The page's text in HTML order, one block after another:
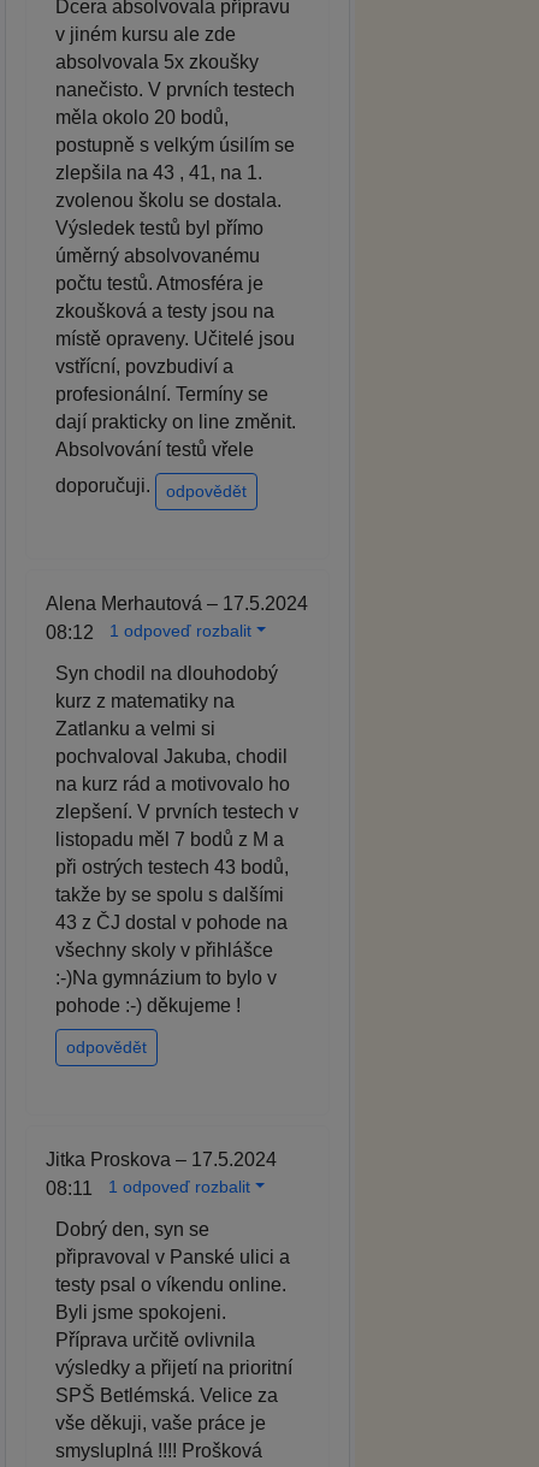
Dcera absolvovala přípravu
v jiném kursu ale zde
absolvovala 5x zkoušky
nanečisto. V prvních testech
měla okolo 20 bodů,
postupně s velkým úsilím se
zlepšila na 43 , 41, na 1.
zvolenou školu se dostala.
Výsledek testů byl přímo
úměrný absolvovanému
počtu testů. Atmosféra je
zkoušková a testy jsou na
místě opraveny. Učitelé jsou
vstřícní, povzbudiví a
profesionální. Termíny se
dají prakticky on line změnit.
Absolvování testů vřele
doporučuji.
odpovědět
Alena Merhautová – 17.5.2024
08:12
1 odpoveď rozbalit
Syn chodil na dlouhodobý
kurz z matematiky na
Zatlanku a velmi si
pochvaloval Jakuba, chodil
na kurz rád a motivovalo ho
zlepšení. V prvních testech v
listopadu měl 7 bodů z M a
při ostrých testech 43 bodů,
takže by se spolu s dalšími
43 z ČJ dostal v pohode na
všechny skoly v přihlášce
:-)Na gymnázium to bylo v
pohode :-) děkujeme !
odpovědět
Jitka Proskova – 17.5.2024
08:11
1 odpoveď rozbalit
Dobrý den, syn se
připravoval v Panské ulici a
testy psal o víkendu online.
Byli jsme spokojeni.
Příprava určitě ovlivnila
výsledky a přijetí na prioritní
SPŠ Betlémská. Velice za
vše děkuji, vaše práce je
smysluplná !!!! Prošková